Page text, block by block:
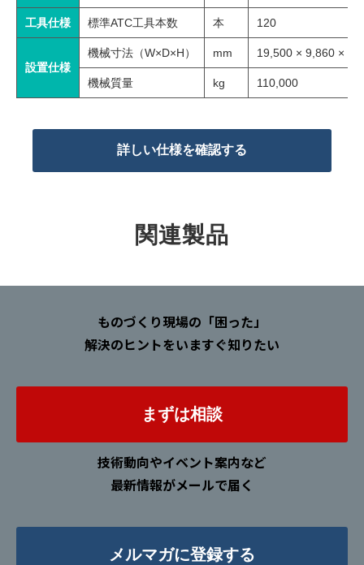
工具仕様 標準ATC工具本数 本 120
設置仕様
機械寸法（W×D×H） mm 19,500 × 9,860 ×
機械質量 kg 110,000
詳しい仕様を確認する
関連製品
ものづくり現場の「困った」
解決のヒントをいますぐ知りたい
まずは相談
技術動向やイベント案内など
最新情報がメールで届く
メルマガに登録する